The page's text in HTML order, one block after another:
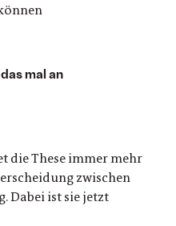
mal an
die These immer mehr
zwischen
Dabei ist sie jetzt